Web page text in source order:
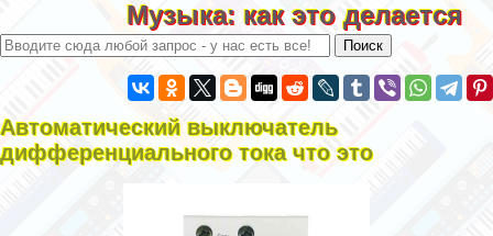
Музыка: как это делается
Автоматический выключатель
дифференциального тока что это